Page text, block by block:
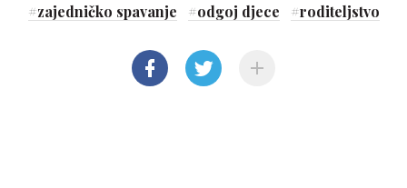
#zajedničko spavanje #odgoj djece #roditeljstvo